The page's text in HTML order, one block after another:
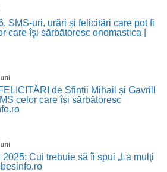
SMS-uri, urări și felicitări care pot fi
care îşi sărbătoresc onomastica |
de Sfinții Mihail și Gavrill
celor care își sărbătoresc
Cui trebuie să îi spui „La mulţi